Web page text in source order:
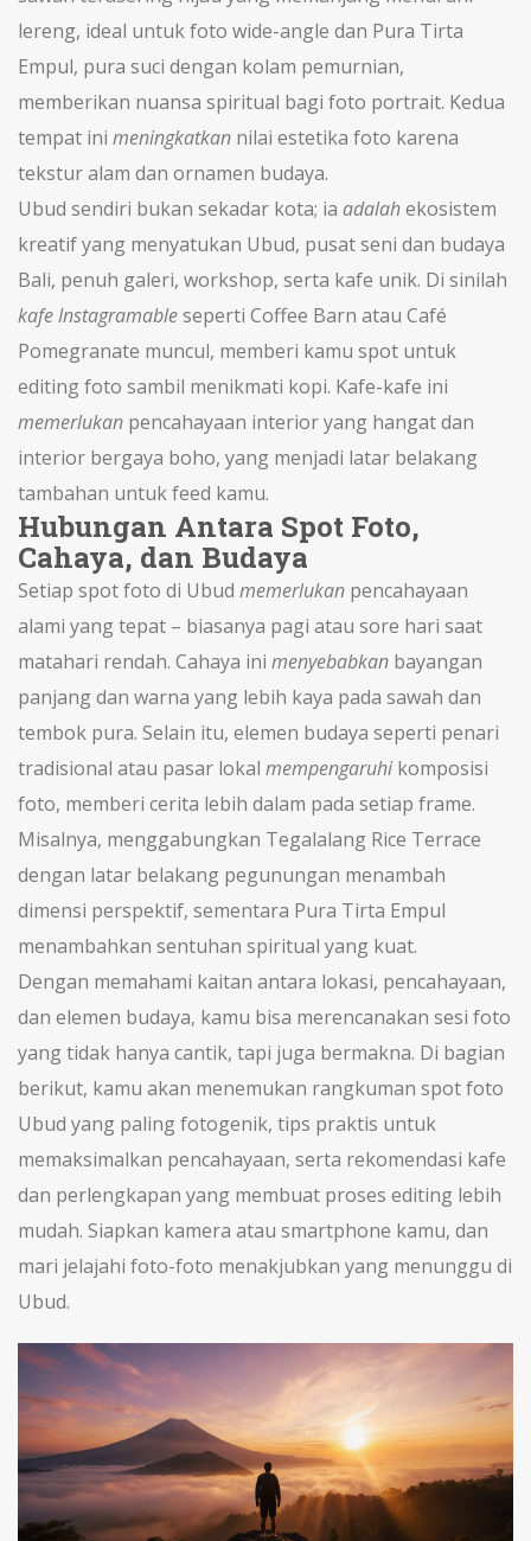
lereng, ideal untuk foto wide-angle dan Pura Tirta
Empul, pura suci dengan kolam pemurnian,
memberikan nuansa spiritual bagi foto portrait. Kedua
tempat ini meningkatkan nilai estetika foto karena
tekstur alam dan ornamen budaya.
Ubud sendiri bukan sekadar kota; ia adalahekosistem
kreatif yang menyatukan Ubud, pusat seni dan budaya
Bali, penuh galeri, workshop, serta kafe unik. Di sinilah
kafe Instagramableseperti Coffee Barn atau Café
Pomegranate muncul, memberi kamu spot untuk
editing foto sambil menikmati kopi. Kafe-kafe ini
memerlukan pencahayaan interior yang hangat dan
interior bergaya boho, yang menjadi latar belakang
tambahan untuk feed kamu.
Hubungan Antara Spot Foto,
Cahaya, dan Budaya
Setiap spot foto di Ubud memerlukan pencahayaan
alami yang tepat – biasanya pagi atau sore hari saat
matahari rendah. Cahaya ini menyebabkan bayangan
panjang dan warna yang lebih kaya pada sawah dan
tembok pura. Selain itu, elemen budaya seperti penari
tradisional atau pasar lokal mempengaruhi komposisi
foto, memberi cerita lebih dalam pada setiap frame.
Misalnya, menggabungkan Tegalalang Rice Terrace
dengan latar belakang pegunungan menambah
dimensi perspektif, sementara Pura Tirta Empul
menambahkan sentuhan spiritual yang kuat.
Dengan memahami kaitan antara lokasi, pencahayaan,
dan elemen budaya, kamu bisa merencanakan sesi foto
yang tidak hanya cantik, tapi juga bermakna. Di bagian
berikut, kamu akan menemukan rangkuman spot foto
Ubud yang paling fotogenik, tips praktis untuk
memaksimalkan pencahayaan, serta rekomendasi kafe
dan perlengkapan yang membuat proses editing lebih
mudah. Siapkan kamera atau smartphone kamu, dan
mari jelajahi foto-foto menakjubkan yang menunggu di
Ubud.